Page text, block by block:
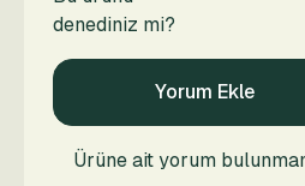
denediniz mi?
Yorum Ekle
Ürüne ait yorum